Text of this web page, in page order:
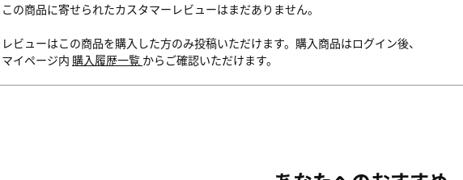
この商品に寄せられたカスタマーレビューはまだありません。
レビューはこの商品を購入した方のみ投稿いただけます。購入商品はログイン後、
マイページ内 購入履歴一覧 からご確認いただけます。